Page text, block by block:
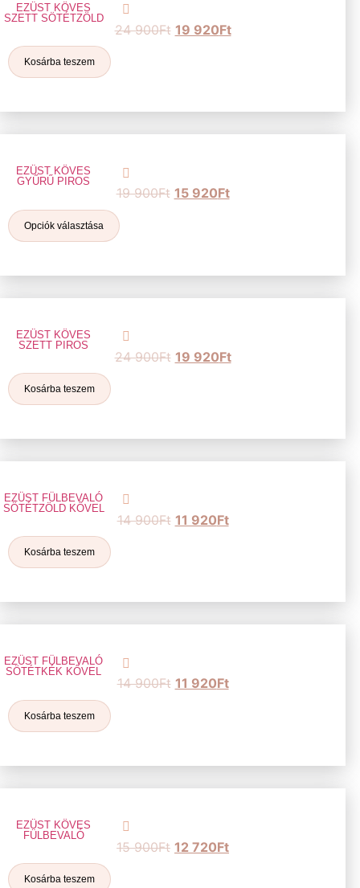
EZÜST KÖVES
SZETT SÖTÉTZÖLD
24 900Ft 19 920Ft
Kosárba teszem
EZÜST KÖVES
GYŰRŰ PIROS
19 900Ft 15 920Ft
Opciók választása
EZÜST KÖVES
SZETT PIROS
24 900Ft 19 920Ft
Kosárba teszem
EZÜST FÜLBEVALÓ
SÖTÉTZÖLD KŐVEL
14 900Ft 11 920Ft
Kosárba teszem
EZÜST FÜLBEVALÓ
SÖTÉTKÉK KŐVEL
14 900Ft 11 920Ft
Kosárba teszem
EZÜST KÖVES
FÜLBEVALÓ
15 900Ft 12 720Ft
Kosárba teszem